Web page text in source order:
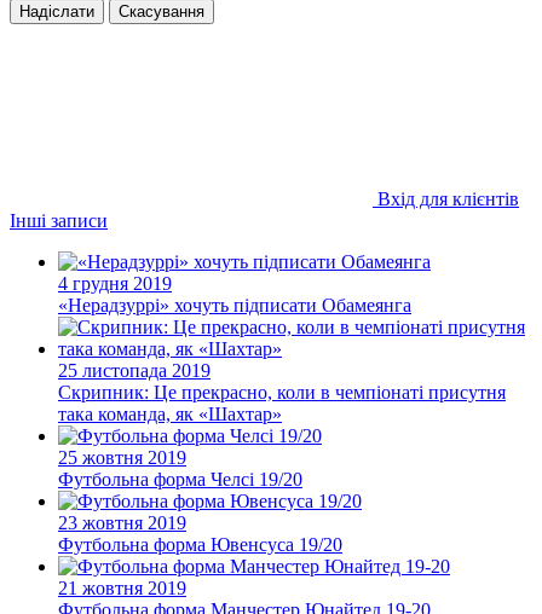
Надіслати Скасування
Вхід для клієнтів
Інші записи
4 грудня 2019
«Нерадзуррі» хочуть підписати Обамеянга
25 листопада 2019
Скрипник: Це прекрасно, коли в чемпіонаті присутня
така команда, як «Шахтар»
25 жовтня 2019
Футбольна форма Челсі 19/20
23 жовтня 2019
Футбольна форма Ювенсуса 19/20
21 жовтня 2019
Футбольна форма Манчестер Юнайтед 19-20